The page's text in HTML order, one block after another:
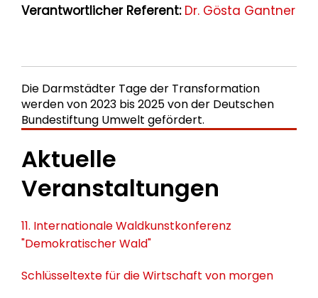
Verantwortlicher Referent: Dr. Gösta Gantner
Die Darmstädter Tage der Transformation
werden von 2023 bis 2025 von der Deutschen
Bundestiftung Umwelt gefördert.
Aktuelle
Veranstaltungen
11. Internationale Waldkunstkonferenz
"Demokratischer Wald"
Schlüsseltexte für die Wirtschaft von morgen